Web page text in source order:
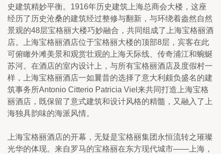
史建筑精妙平衡。1916年历史建筑上海总商会大楼，这座
经历了历史沧桑的建筑经过整修与翻新，与环绕着盎然自然
景观的48层宝格丽大楼巧妙融合，共同组成了上海宝格丽酒
店。上海宝格丽酒店位于宝格丽大楼的顶部8层，宾客在此
可俯瞰外滩美景和观赏壮观的上海天际线、传奇浦江和蜿蜒
苏河。在酒店的室内设计上，与所有宝格丽酒店及度假村一
样，上海宝格丽酒店一如曩昔的选择了意大利颇负盛名的建
筑事务所Antonio Citterio Patricia Viel来共同打造上海宝格
丽酒店，既保留了意式建筑和设计风格的精髓，又融入了上
海独具韵味的海派风情。
上海宝格丽酒店的开幕，无疑是宝格丽集团永恒流转之璀璨
光华的体现。来自罗马的宝格丽在东方现代城市——上海，